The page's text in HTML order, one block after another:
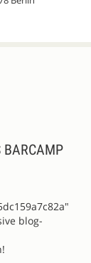
BARCAMP
blog-